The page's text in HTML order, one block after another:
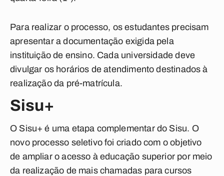
Para realizar o processo, os estudantes precisam
apresentar a documentação exigida pela
instituição de ensino. Cada universidade deve
divulgar os horários de atendimento destinados à
realização da pré-matrícula.
Sisu+
O Sisu+ é uma etapa complementar do Sisu. O
novo processo seletivo foi criado com o objetivo
de ampliar o acesso à educação superior por meio
da realização de mais chamadas para cursos